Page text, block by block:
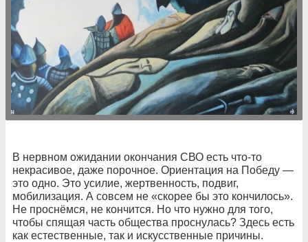
В нервном ожидании окончания СВО есть что-то
некрасивое, даже порочное. Ориентация на Победу —
это одно. Это усилие, жертвенность, подвиг,
мобилизация. А совсем не «скорее бы это кончилось».
Не проснёмся, не кончится. Но что нужно для того,
чтобы спящая часть общества проснулась? Здесь есть
как естественные, так и искусственные причины.